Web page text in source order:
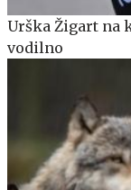
Urška Žigart na
vodilno